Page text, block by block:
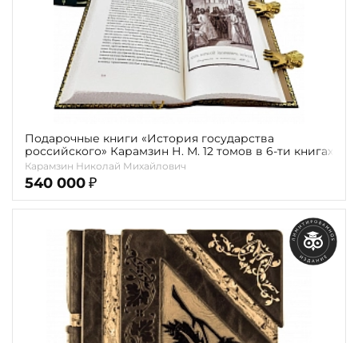
Подарочные книги «История государства
российского» Карамзин Н. М. 12 томов в 6-ти книгах
Карамзин Николай Михайлович
540 000 ₽